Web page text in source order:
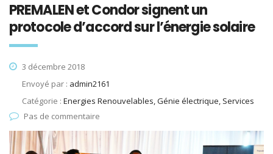
PREMALEN et Condor signent un
protocole d’accord sur l’énergie solaire
3 décembre 2018
Envoyé par : admin2161
Catégorie : Energies Renouvelables, Génie électrique, Services
Pas de commentaire